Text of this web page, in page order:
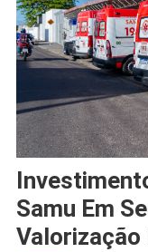
Samu Em
Valorização